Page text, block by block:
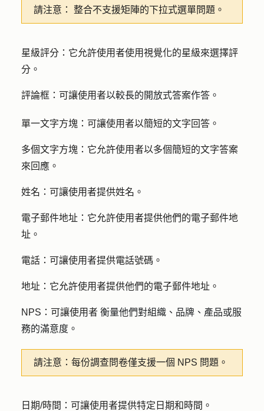
請注意： 整合不支援矩陣的下拉式選單問題。
星級評分 ：它允許使用者使用視覺化的星級來選擇評
分。
評論框 ：可讓使用者以較長的開放式答案作答。
單一文字方塊 ：可讓使用者以簡短的文字回答。
多個文字方塊 ：它允許使用者以多個簡短的文字答案
來回應。
姓名 ：可讓使用者提供姓名。
電子郵件地址 ：它允許使用者提供他們的電子郵件地
址。
電話 ：可讓使用者提供電話號碼。
地址 ：它允許使用者提供他們的電子郵件地址。
NPS ：可讓使用者 衡量他們對組織、品牌、產品或服
務的滿意度。
請注意： 每份調查問卷僅支援一個 NPS 問題。
日期/時間 ：可讓使用者提供特定日期和時間。